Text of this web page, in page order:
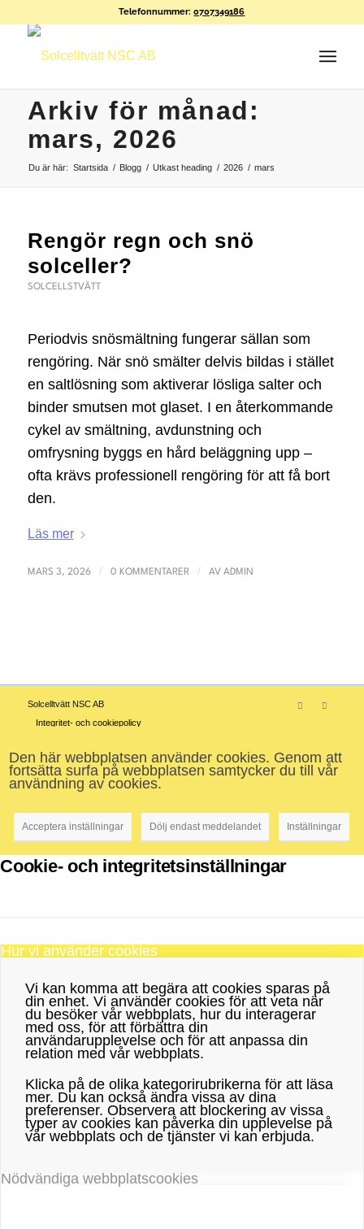
Telefonnummer:0707349186
Arkiv för månad:
mars, 2026
Du är här: Startsida / Blogg / Utkast heading / 2026 / mars
Rengör regn och snö
solceller?
SOLCELLSTVÄTT
Periodvis snösmältning fungerar sällan som
rengöring. När snö smälter delvis bildas i stället
en saltlösning som aktiverar lösliga salter och
binder smutsen mot glaset. I en återkommande
cykel av smältning, avdunstning och
omfrysning byggs en hård beläggning upp –
ofta krävs professionell rengöring för att få bort
den.
Läs mer
MARS 3, 2026 / 0 KOMMENTARER / AV ADMIN
Solcelltvätt NSC AB
Integritet- och cookiepolicy
Den här webbplatsen använder cookies. Genom att
fortsätta surfa på webbplatsen samtycker du till vår
användning av cookies.
Acceptera inställningar Dölj endast meddelandet Inställningar
Cookie- och integritetsinställningar
Hur vi använder cookies
Vi kan komma att begära att cookies sparas på
din enhet. Vi använder cookies för att veta när
du besöker vår webbplats, hur du interagerar
med oss, för att förbättra din
användarupplevelse och för att anpassa din
relation med vår webbplats.
Klicka på de olika kategorirubrikerna för att läsa
mer. Du kan också ändra vissa av dina
preferenser. Observera att blockering av vissa
typer av cookies kan påverka din upplevelse på
vår webbplats och de tjänster vi kan erbjuda.
Nödvändiga webbplatscookies